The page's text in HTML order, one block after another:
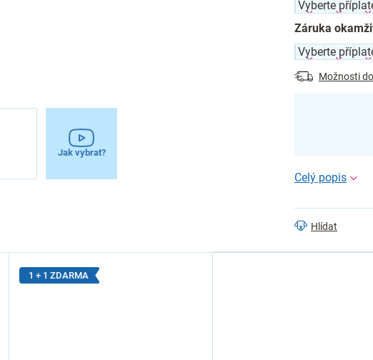
Jak vybrat?
Záruka
Možnosti
Hlídat
1 + 1 ZDARMA